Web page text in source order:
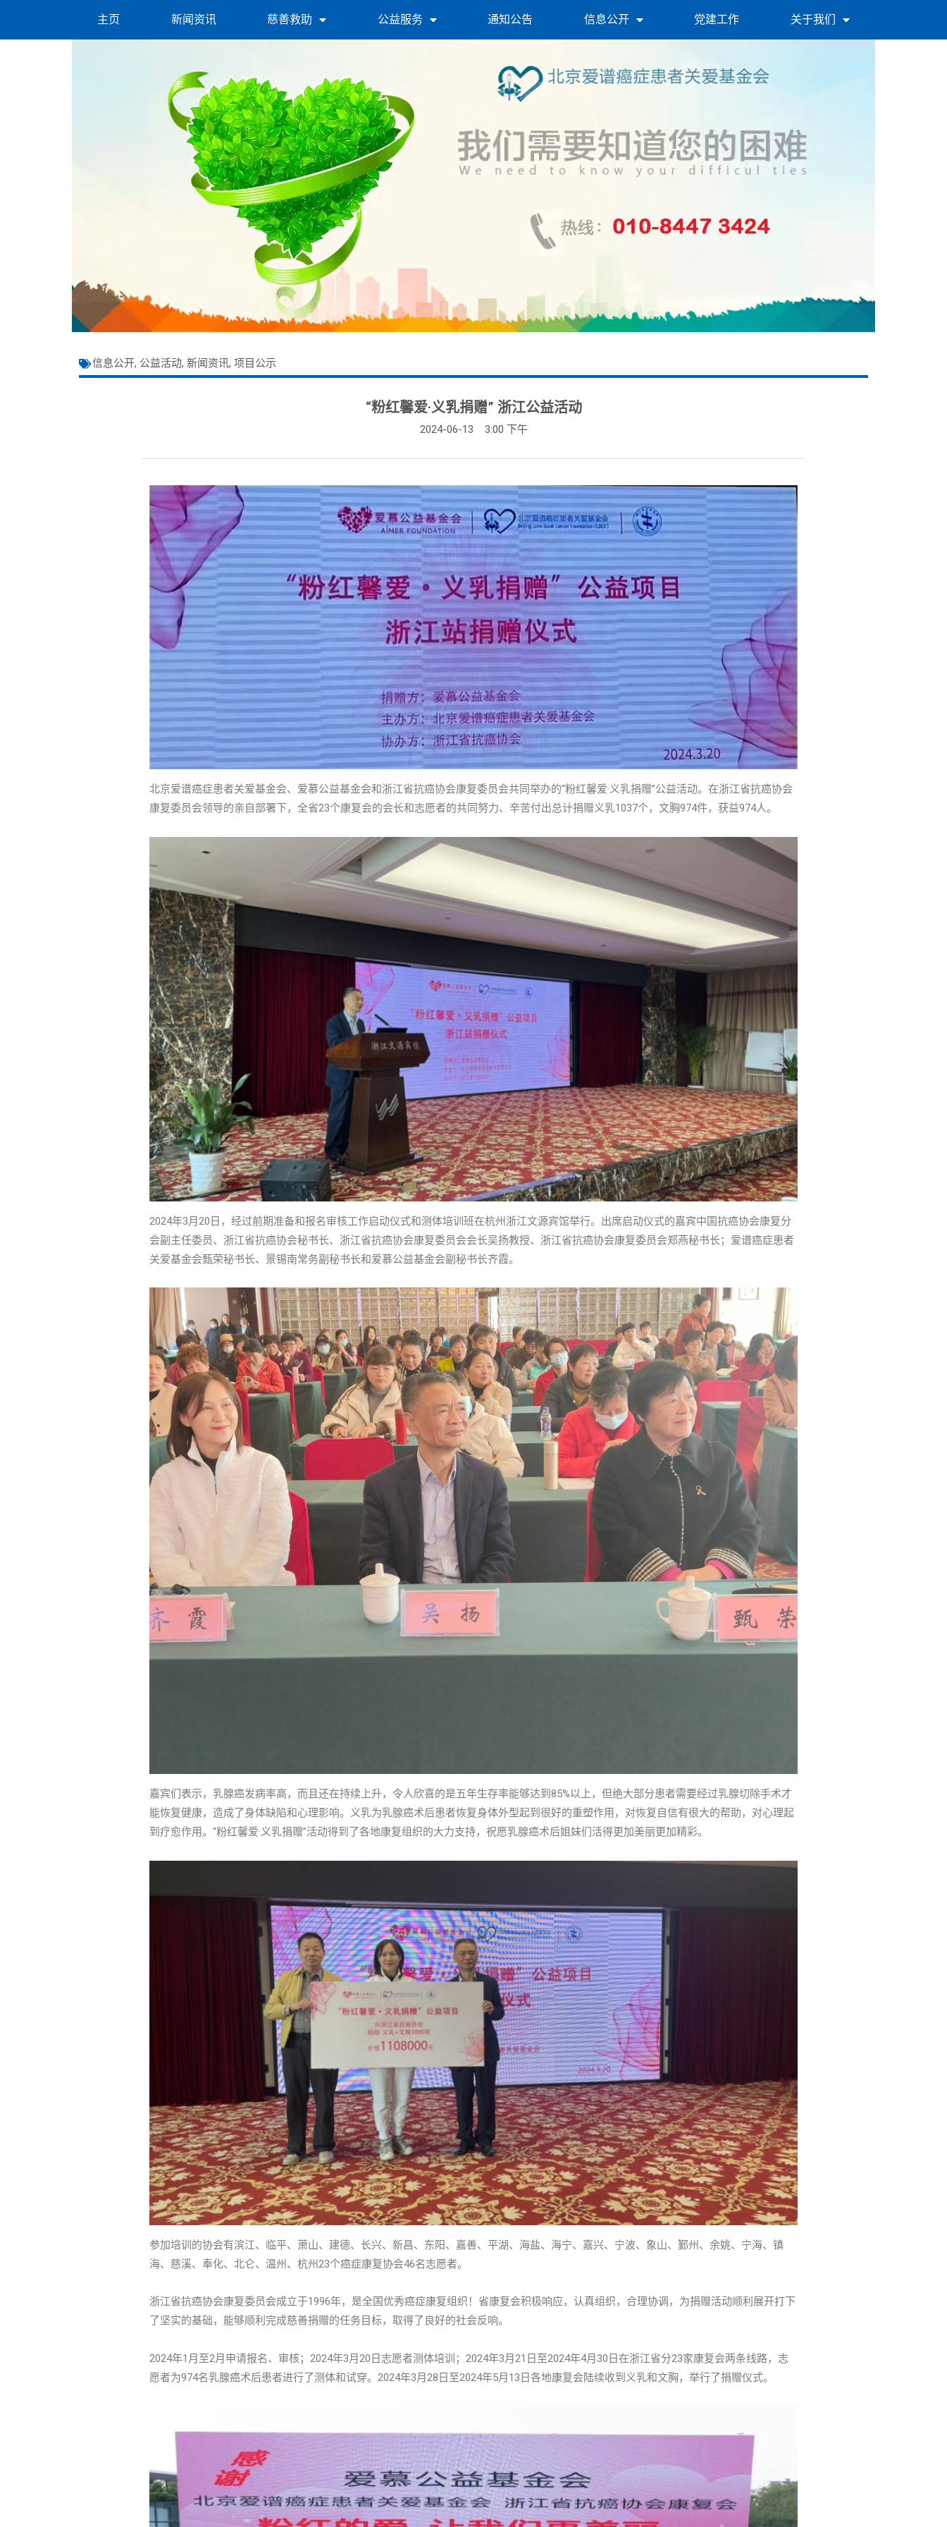
主页 新闻资讯 慈善救助 公益服务 通知公告 信息公开 党建工作 关于我们
信息公开, 公益活动, 新闻资讯, 项目公示
“粉红馨爱·义乳捐赠” 浙江公益活动
2024-06-13 3:00 下午
北京爱谱癌症患者关爱基金会、爱慕公益基金会和浙江省抗癌协会康复委员会共同举办的“粉红馨爱·义乳捐赠”公益活动。在浙江省抗癌协会
康复委员会领导的亲自部署下，全省23个康复会的会长和志愿者的共同努力、辛苦付出总计捐赠义乳1037个，文胸974件，获益974人。
2024年3月20日，经过前期准备和报名审核工作启动仪式和测体培训班在杭州浙江文源宾馆举行。出席启动仪式的嘉宾中国抗癌协会康复分
会副主任委员、浙江省抗癌协会秘书长、浙江省抗癌协会康复委员会会长吴扬教授、浙江省抗癌协会康复委员会郑燕秘书长；爱谱癌症患者
关爱基金会甄荣秘书长、景锡南常务副秘书长和爱慕公益基金会副秘书长齐霞。
嘉宾们表示，乳腺癌发病率高，而且还在持续上升，令人欣喜的是五年生存率能够达到85%以上，但绝大部分患者需要经过乳腺切除手术才
能恢复健康，造成了身体缺陷和心理影响。义乳为乳腺癌术后患者恢复身体外型起到很好的重塑作用，对恢复自信有很大的帮助，对心理起
到疗愈作用。“粉红馨爱·义乳捐赠”活动得到了各地康复组织的大力支持，祝愿乳腺癌术后姐妹们活得更加美丽更加精彩。
参加培训的协会有滨江、临平、萧山、建德、长兴、新昌、东阳、嘉善、平湖、海盐、海宁、嘉兴、宁波、象山、鄞州、余姚、宁海、镇
海、慈溪、奉化、北仑、温州、杭州23个癌症康复协会46名志愿者。
浙江省抗癌协会康复委员会成立于1996年，是全国优秀癌症康复组织！省康复会积极响应，认真组织，合理协调，为捐赠活动顺利展开打下
了坚实的基础，能够顺利完成慈善捐赠的任务目标，取得了良好的社会反响。
2024年1月至2月申请报名、审核；2024年3月20日志愿者测体培训；2024年3月21日至2024年4月30日在浙江省分23家康复会两条线路，志
愿者为974名乳腺癌术后患者进行了测体和试穿。2024年3月28日至2024年5月13日各地康复会陆续收到义乳和文胸，举行了捐赠仪式。